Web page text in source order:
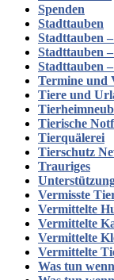
Spenden
Stadttauben
Stadttauben
Stadttauben
Stadttauben
Termine und
Tiere und
Tierische
Tierquälerei
Tierschutz
Trauriges
Vermisste
Vermittelte
Vermittelte
Vermittelte
Vermittelte
Was tun